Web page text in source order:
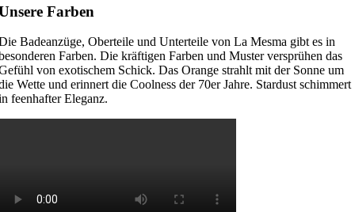
Farben
Badeanzüge, Oberteile und Unterteile von La Mesma gibt es in
Farben. Die kräftigen Farben und Muster versprühen das
von exotischem Schick. Das Orange strahlt mit der Sonne um
Wette und erinnert die Coolness der 70er Jahre. Stardust schimmert
feenhafter Eleganz.